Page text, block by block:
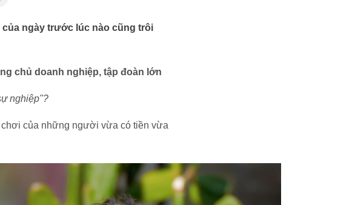
ngày trước lúc nào cũng trôi
chủ doanh nghiệp, tập đoàn lớn
nghiệp"?
chơi của những người vừa có tiền vừa